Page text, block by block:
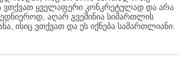
ვთქვათ ყველაფერი კონკრეტულად და არა
აღარ გვეშინია სიმართლის
ისიც ვთქვათ და ეს იქნება სამართლიანი.